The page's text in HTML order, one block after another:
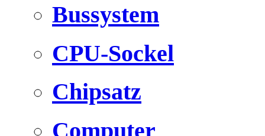
Bussystem
CPU-Sockel
Chipsatz
Computer